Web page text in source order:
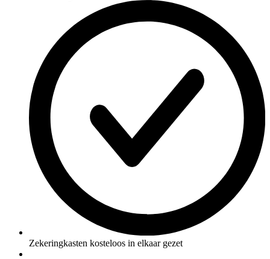
Zekeringkasten kosteloos in elkaar gezet